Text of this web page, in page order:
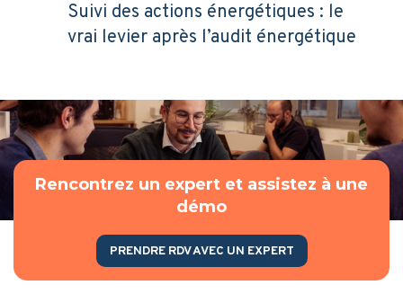
Suivi des actions énergétiques : le
vrai levier après l’audit énergétique
Rencontrez un expert et assistez à une
démo
PRENDRE RDV AVEC UN EXPERT